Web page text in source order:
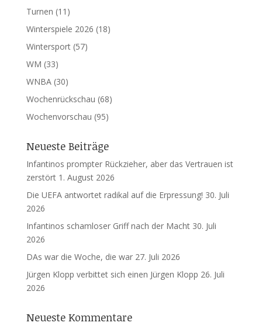
Turnen (11)
Winterspiele 2026 (18)
Wintersport(57)
WM (33)
WNBA(30)
Wochenrückschau (68)
Wochenvorschau (95)
Neueste Beiträge
Infantinos prompter Rückzieher, aber das Vertrauen ist
zerstört 1. August 2026
Die UEFA antwortet radikal auf die Erpressung! 30. Juli
2026
Infantinos schamloser Griff nach der Macht 30. Juli
2026
DAs war die Woche, die war 27. Juli 2026
Jürgen Klopp verbittet sich einen Jürgen Klopp 26. Juli
2026
Neueste Kommentare